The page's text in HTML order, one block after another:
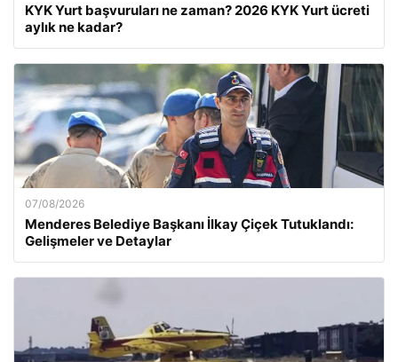
KYK Yurt başvuruları ne zaman? 2026 KYK Yurt ücreti
aylık ne kadar?
07/08/2026
Menderes Belediye Başkanı İlkay Çiçek Tutuklandı:
Gelişmeler ve Detaylar